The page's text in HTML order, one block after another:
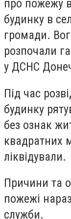
про пожежу
будинку в
громади.
розпочали
у ДСНС
Під час
будинку
без ознак
квадратних
ліквідували.
Причини та
пожежі
служби.